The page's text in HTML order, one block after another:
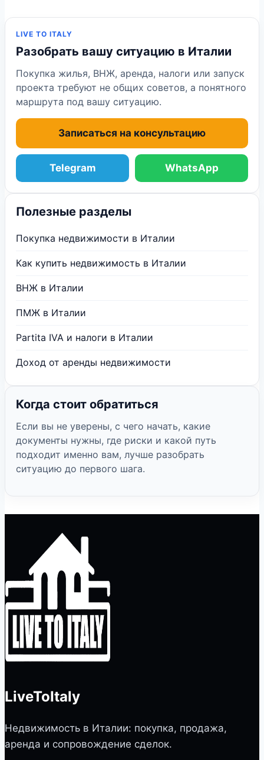
LIVE TO ITALY
Разобрать вашу ситуацию в Италии
Покупка жилья, ВНЖ, аренда, налоги или запуск
проекта требуют не общих советов, а понятного
маршрута под вашу ситуацию.
Записаться на консультацию
Telegram WhatsApp
Полезные разделы
Покупка недвижимости в Италии
Как купить недвижимость в Италии
ВНЖ в Италии
ПМЖ в Италии
Partita IVA и налоги в Италии
Доход от аренды недвижимости
Когда стоит обратиться
Если вы не уверены, с чего начать, какие
документы нужны, где риски и какой путь
подходит именно вам, лучше разобрать
ситуацию до первого шага.
LiveToItaly
Недвижимость в Италии: покупка, продажа,
аренда и сопровождение сделок.